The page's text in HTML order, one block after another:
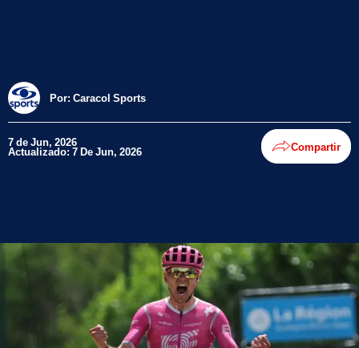
Por: Caracol Sports
7 de Jun, 2026
Actualizado: 7 De Jun, 2026 Compartir